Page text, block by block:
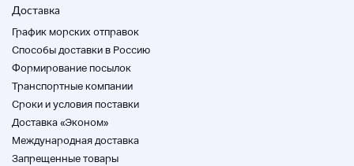
*Все фотографии, включая аксессуары, включены.
фотографию для штата.
Статусный список
Доставка
График морских отправок
Способы доставки в Россию
Формирование посылок
Транспортные компании
Cроки и условия поставки
Доставка «Эконом»
Международная доставка
Запрещенные товары